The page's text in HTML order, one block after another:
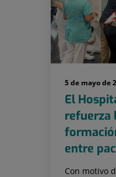
5 de mayo de
El
refuerza
entre
Con motivo